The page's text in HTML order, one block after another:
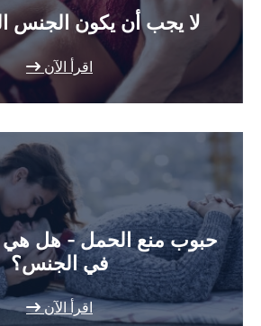
لا يجب أن يكون الجنس
اقرأ الآن
حبوب منع الحمل - هل هي
في الجنس؟
اقرأ الآن